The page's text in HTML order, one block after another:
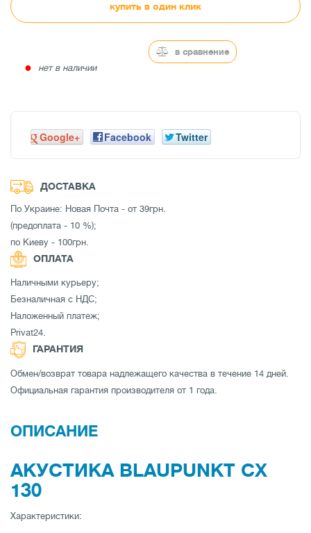
купить в один клик
● нет в наличии
в сравнение
Google+ Facebook Twitter
ДОСТАВКА
По Украине: Новая Почта - от 39грн.
(предоплата - 10 %);
по Киеву - 100грн.
ОПЛАТА
Наличными курьеру;
Безналичная с НДС;
Наложенный платеж;
Privat24.
ГАРАНТИЯ
Обмен/возврат товара надлежащего качества в течение 14 дней.
Официальная гарантия производителя от 1 года.
ОПИСАНИЕ
АКУСТИКА BLAUPUNKT CX
130
Характеристики: